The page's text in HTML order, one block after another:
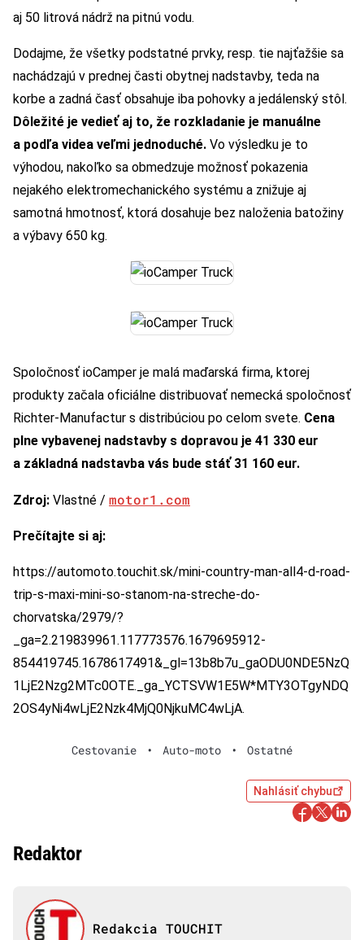
aj 50 litrová nádrž na pitnú vodu.
Dodajme, že všetky podstatné prvky, resp. tie najťažšie sa
nachádzajú v prednej časti obytnej nadstavby, teda na
korbe a zadná časť obsahuje iba pohovky a jedálenský stôl.
Dôležité je vedieť aj to, že rozkladanie je manuálne
a podľa videa veľmi jednoduché. Vo výsledku je to
výhodou, nakoľko sa obmedzuje možnosť pokazenia
nejakého elektromechanického systému a znižuje aj
samotná hmotnosť, ktorá dosahuje bez naloženia batožiny
a výbavy 650 kg.
Spoločnosť ioCamper je malá maďarská firma, ktorej
produkty začala oficiálne distribuovať nemecká spoločnosť
Richter-Manufactur s distribúciou po celom svete. Cena
plne vybavenej nadstavby s dopravou je 41 330 eur
a základná nadstavba vás bude stáť 31 160 eur.
Zdroj: Vlastné / motor1.com
Prečítajte si aj:
https://automoto.touchit.sk/mini-country-man-all4-d-road-
trip-s-maxi-mini-so-stanom-na-streche-do-
chorvatska/2979/?
_ga=2.219839961.117773576.1679695912-
854419745.1678617491&_gl=13b8b7u_gaODU0NDE5NzQ
1LjE2Nzg2MTc0OTE._ga_YCTSVW1E5W*MTY3OTgyNDQ
2OS4yNi4wLjE2Nzk4MjQ0NjkuMC4wLjA.
Cestovanie • Auto-moto • Ostatné
Nahlásiť chybu
Redaktor
Redakcia TOUCHIT